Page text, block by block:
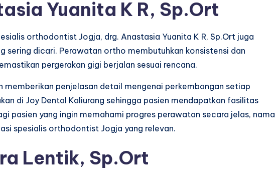
Yuanita K R, Sp.Ort
orthodontist Jogja, drg. Anastasia Yuanita K R, Sp.Ort juga
sering dicari. Perawatan ortho membutuhkan konsistensi dan
pergerakan gigi berjalan sesuai rencana.
memberikan penjelasan detail mengenai perkembangan setiap
di Joy Dental Kaliurang sehingga pasien mendapatkan fasilitas
pasien yang ingin memahami progres perawatan secara jelas, nama
spesialis orthodontist Jogja yang relevan.
Lentik, Sp.Ort